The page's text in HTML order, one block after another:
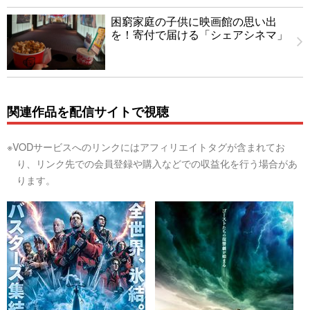
困窮家庭の子供に映画館の思い出
を！寄付で届ける「シェアシネマ」
関連作品を配信サイトで視聴
※VODサービスへのリンクにはアフィリエイトタグが含まれてお
り、リンク先での会員登録や購入などでの収益化を行う場合があ
ります。